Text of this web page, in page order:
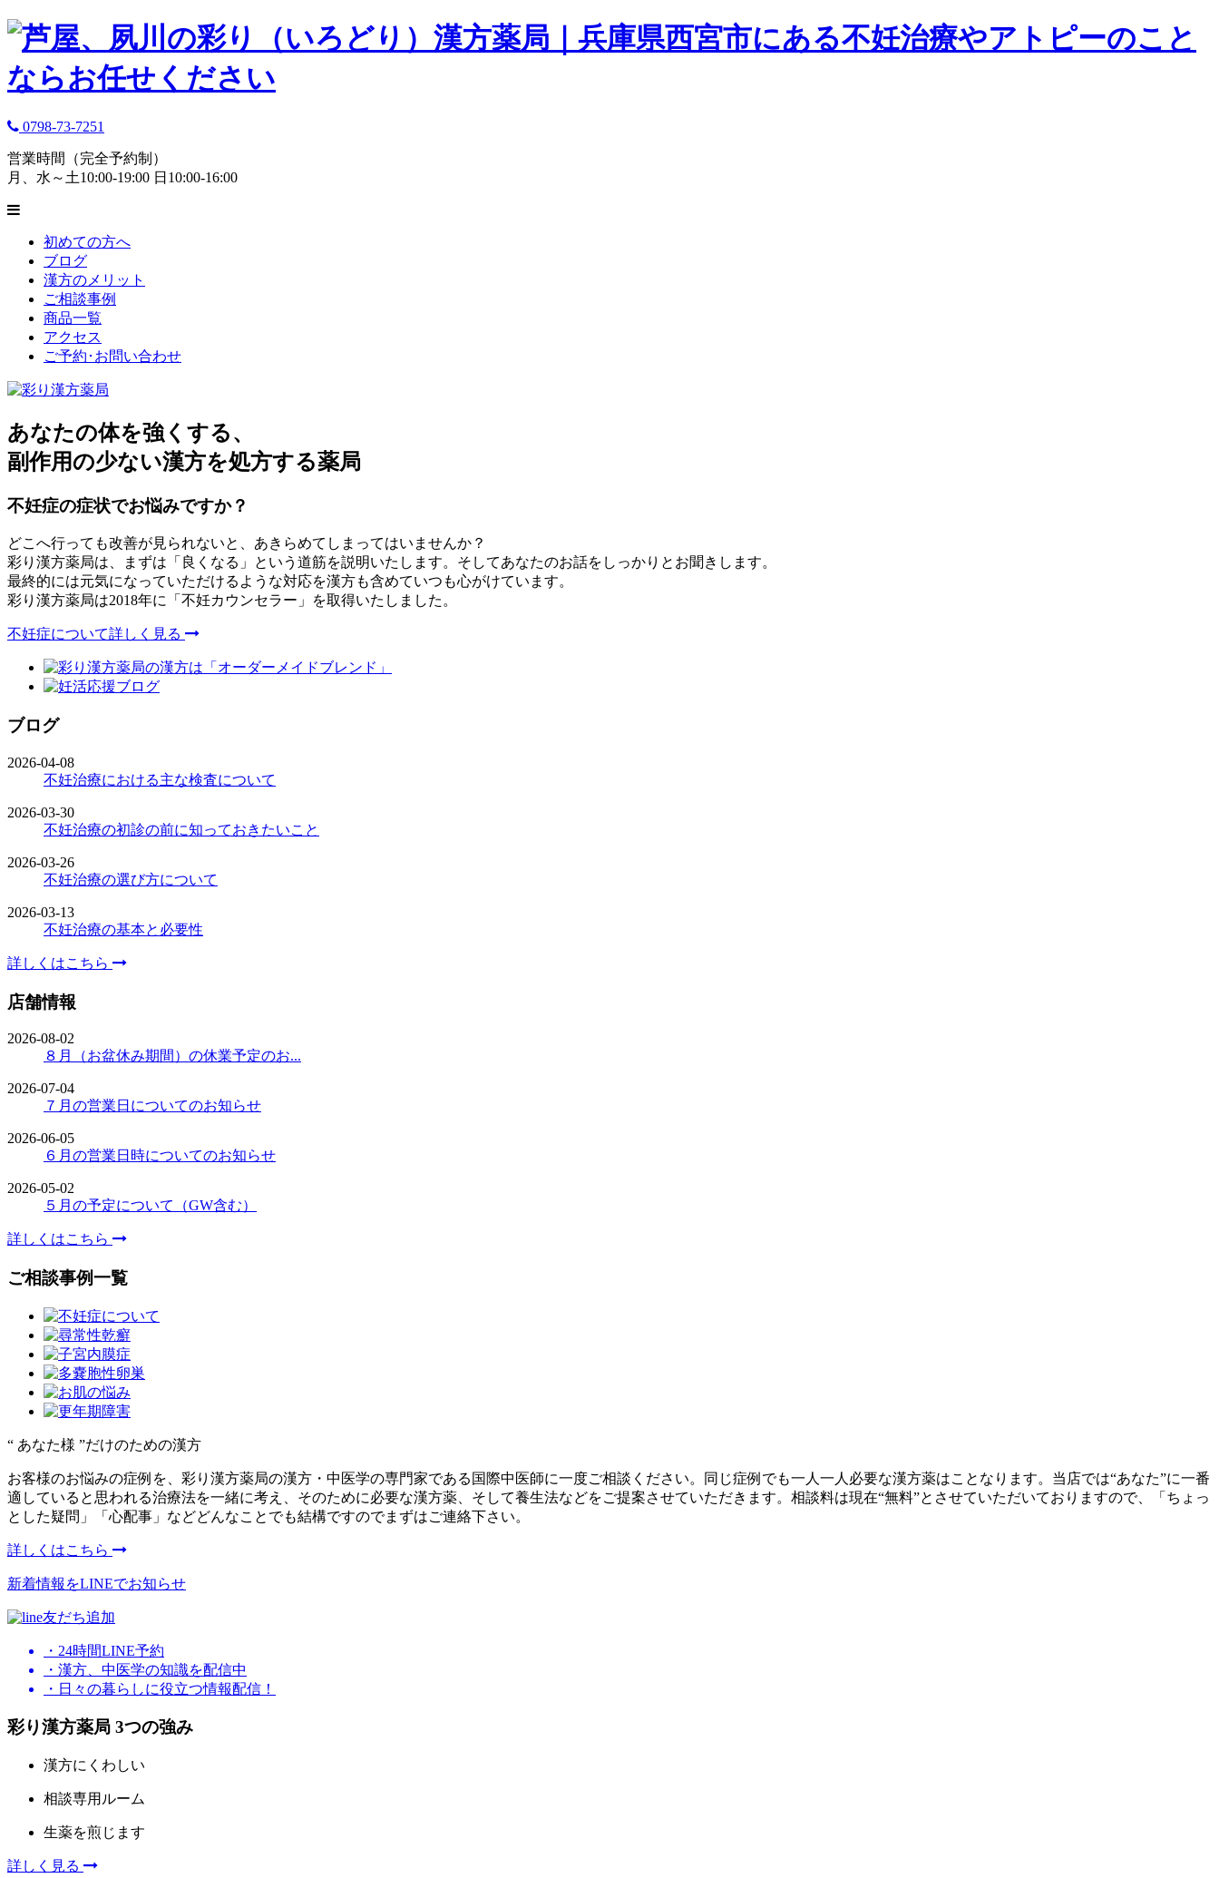
0798-73-7251
営業時間（完全予約制）
月、水～土10:00-19:00 日10:00-16:00
初めての方へ
ブログ
漢方のメリット
ご相談事例
商品一覧
アクセス
ご予約･お問い合わせ
あなたの体を強くする、
副作用の少ない漢方を処方する薬局
不妊症の症状でお悩みですか？
どこへ行っても改善が見られないと、あきらめてしまってはいませんか？
彩り漢方薬局は、まずは「良くなる」という道筋を説明いたします。そしてあなたのお話をしっかりとお聞きします。
最終的には元気になっていただけるような対応を漢方も含めていつも心がけています。
彩り漢方薬局は2018年に「不妊カウンセラー」を取得いたしました。
不妊症について詳しく見る
ブログ
2026-04-08
不妊治療における主な検査について
2026-03-30
不妊治療の初診の前に知っておきたいこと
2026-03-26
不妊治療の選び方について
2026-03-13
不妊治療の基本と必要性
詳しくはこちら
店舗情報
2026-08-02
８月（お盆休み期間）の休業予定のお...
2026-07-04
７月の営業日についてのお知らせ
2026-06-05
６月の営業日時についてのお知らせ
2026-05-02
５月の予定について（GW含む）
詳しくはこちら
ご相談事例一覧
“ あなた様 ”だけのための漢方
お客様のお悩みの症例を、彩り漢方薬局の漢方・中医学の専門家である国際中医師に一度ご相談ください。同じ症例でも一人一人必要な漢方薬はことなります。当店では“あなた”に一番
適していると思われる治療法を一緒に考え、そのために必要な漢方薬、そして養生法などをご提案させていただきます。相談料は現在“無料”とさせていただいておりますので、「ちょっ
とした疑問」「心配事」などどんなことでも結構ですのでまずはご連絡下さい。
詳しくはこちら
新着情報をLINEでお知らせ
友だち追加
・24時間LINE予約
・漢方、中医学の知識を配信中
・日々の暮らしに役立つ情報配信！
彩り漢方薬局 3つの強み
漢方にくわしい
相談専用ルーム
生薬を煎じます
詳しく見る